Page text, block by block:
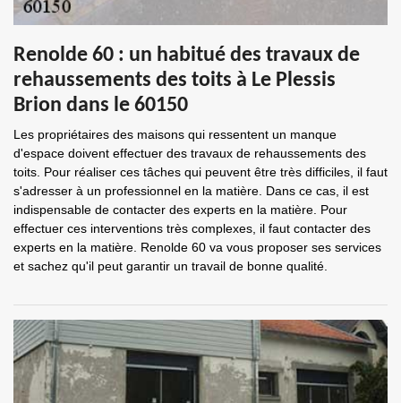
Renolde 60 : un habitué des travaux de
rehaussements des toits à Le Plessis
Brion dans le 60150
Les propriétaires des maisons qui ressentent un manque
d'espace doivent effectuer des travaux de rehaussements des
toits. Pour réaliser ces tâches qui peuvent être très difficiles, il faut
s'adresser à un professionnel en la matière. Dans ce cas, il est
indispensable de contacter des experts en la matière. Pour
effectuer ces interventions très complexes, il faut contacter des
experts en la matière. Renolde 60 va vous proposer ses services
et sachez qu'il peut garantir un travail de bonne qualité.